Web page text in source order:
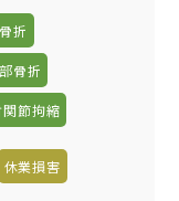
折
骨折
節拘縮
休業損害